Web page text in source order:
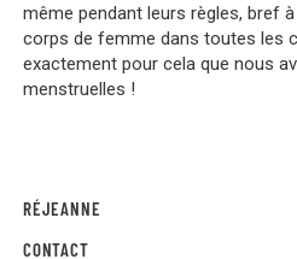
même pendant leurs règles, bref
corps de femme dans toutes les
exactement pour cela que nous
menstruelles !
RÉJEANNE
Referral
CONTACT